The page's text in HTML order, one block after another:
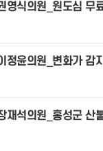
영식의원_원도심 무
정윤의원_변화가 감
재석의원_홍성군 산